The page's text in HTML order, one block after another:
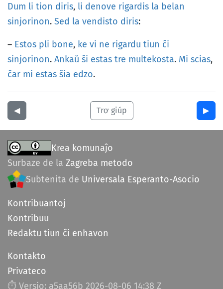
Dum li tion diris, li denove rigardis la belan
sinjorinon. Sed la vendisto diris:
– Estos pli bone, ke vi ne rigardu tiun ĉi
sinjorinon. Ankaŭ ŝi estas tre multekosta. Mi scias,
ĉar mi estas ŝia edzo.
◀︎ Trợ giúp ▶︎
Krea komunaĵo
Surbaze de la Zagreba metodo
Subtenita de Universala Esperanto-Asocio
Kontribuantoj
Kontribuu
Redaktu tiun ĉi enhavon
Kontakto
Privateco
⏱︎ Versio: a5aa56b 2026-08-06 14:38 Z